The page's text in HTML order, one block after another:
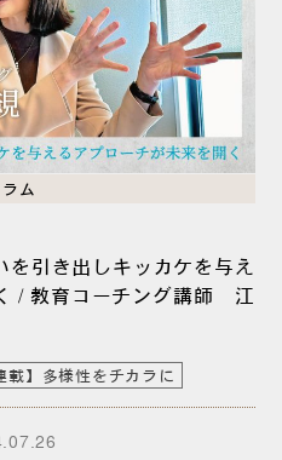
ラム
を引き出しキッカケを与え
/ 教育コーチング講師 江
載】多様性をチカラに